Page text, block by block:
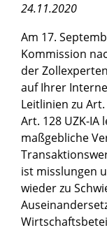
24.11.2020
Am 17.
Kommission
der
auf Ihrer
Leitlinien zu
Art. 128 UZK-IA
maßgebliche
ist misslungen
wieder zu